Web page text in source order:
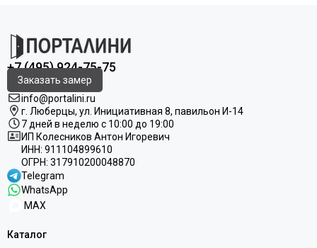
+7 (495) 924-75-75
Заказать замер
info@portalini.ru
г. Люберцы, ул. Инициативная 8, павильон И-14
7 дней в неделю с 10:00 до 19:00
ИП Колесников Антон Игоревич
ИНН: 911104899610
ОГРН: 317910200048870
Telegram
WhatsApp
MAX
Каталог